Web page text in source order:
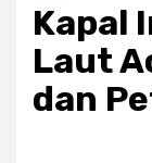
Kapal
Laut
dan